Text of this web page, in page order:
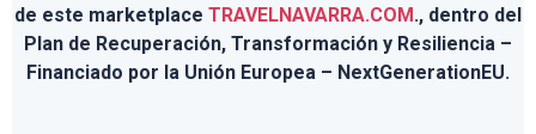
de este marketplace TRAVELNAVARRA.COM ., dentro del
Plan de Recuperación, Transformación y Resiliencia –
Financiado por la Unión Europea – NextGenerationEU.